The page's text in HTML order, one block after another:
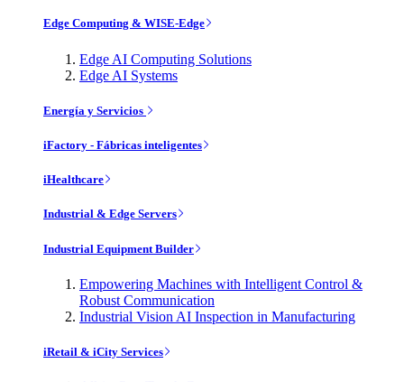
Edge Computing & WISE-Edge
Edge AI Computing Solutions
Edge AI Systems
Energía y Servicios
iFactory - Fábricas inteligentes
iHealthcare
Industrial & Edge Servers
Industrial Equipment Builder
Empowering Machines with Intelligent Control &
Robust Communication
Industrial Vision AI Inspection in Manufacturing
iRetail & iCity Services